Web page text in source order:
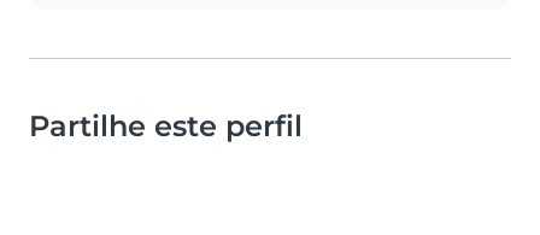
Partilhe este perfil